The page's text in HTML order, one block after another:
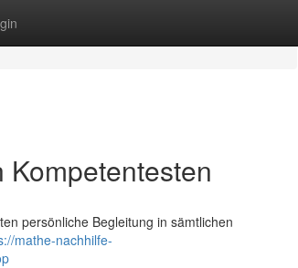
persönliche Begleitung in sämtlichen
mathe-nachhilfe-